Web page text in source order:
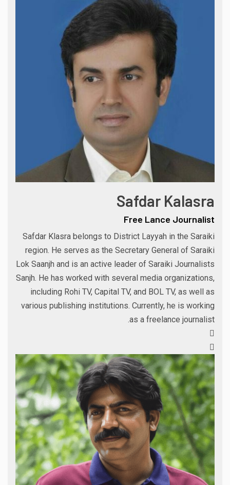
Safdar Kalasra
Free Lance Journalist
Safdar Klasra belongs to District Layyah in the Saraiki
region. He serves as the Secretary General of Saraiki
Lok Saanjh and is an active leader of Saraiki Journalists
Sanjh. He has worked with several media organizations,
including Rohi TV, Capital TV, and BOL TV, as well as
various publishing institutions. Currently, he is working
as a freelance journalist.